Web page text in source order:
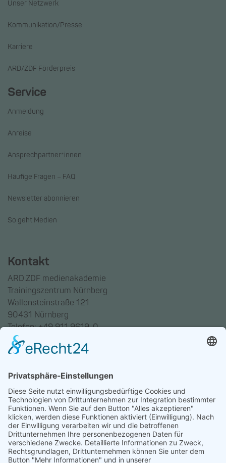
Unser Netzwerk
Kommunikation/Presse
Karriere
ARD/ZDF Förderpreis
Service
Anmeldung
Anreise
Ansprechpartner*innen
Häufige Fragen – FAQ
Newsletter abonnieren
So geht Medien
Kontakt
ARD.ZDF medienakademie
Trainingszentrum Nürnberg
Wallensteinstraße 121
90431 Nürnberg
Telefon: +49 911 9619-0
Trainingszentrum Hannover
30169 Hannover
Telefon: +49 511 123598-531
AGB